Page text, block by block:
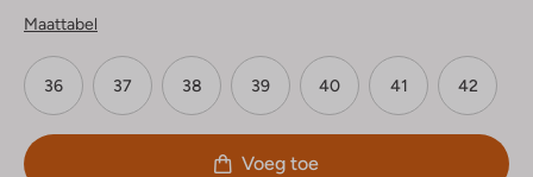
Maattabel
36 37 38 39 40 41 42
Voeg toe